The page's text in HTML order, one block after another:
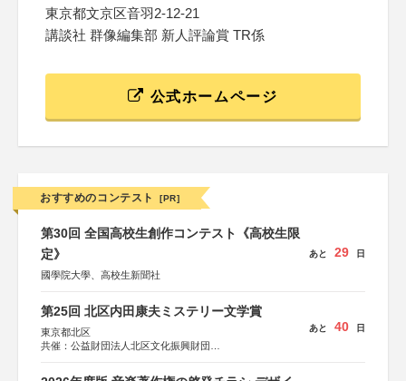
東京都文京区音羽2-12-21
講談社 群像編集部 新人評論賞 TR係
公式ホームページ
おすすめのコンテスト [PR]
第30回 全国高校生創作コンテスト《高校生限
定》
國學院大學、高校生新聞社
あと 29 日
第25回 北区内田康夫ミステリー文学賞
東京都北区
共催：公益財団法人北区文化振興財団
協賛：株式会社実業之日本社
あと 40 日